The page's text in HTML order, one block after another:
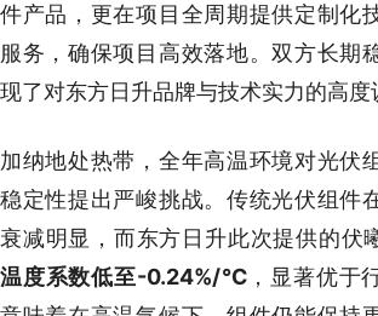
件产品，更在项目全周期提供定制化
服务，确保项目高效落地。双方长期
现了对东方日升品牌与技术实力的高度
加纳地处热带，全年高温环境对光伏
稳定性提出严峻挑战。传统光伏组件
衰减明显，而东方日升此次提供的伏
温度系数低至-0.24%/℃ ，显著优于